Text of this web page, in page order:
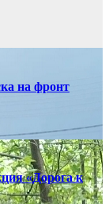
на фронт
«Дорога к